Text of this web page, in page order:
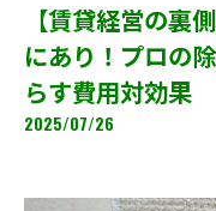
【賃貸経営の裏
にあり！プロの
らす費用対効果
2025/07/26